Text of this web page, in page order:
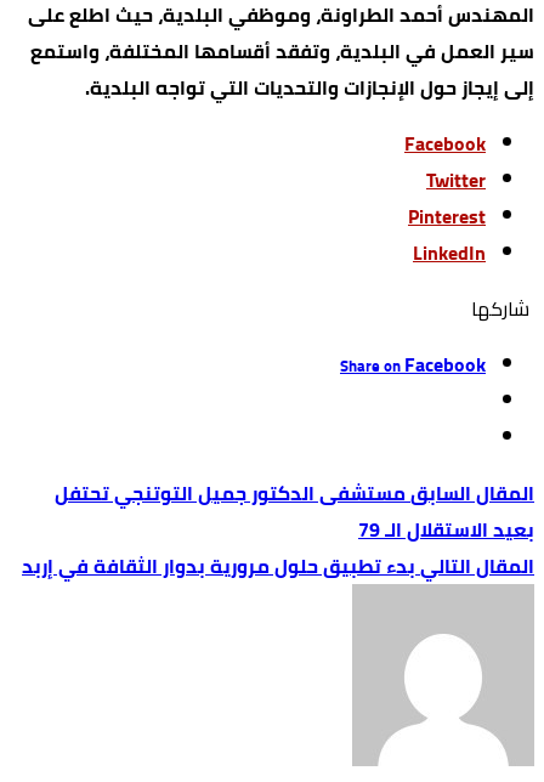
المهندس أحمد الطراونة، وموظفي البلدية، حيث اطلع على
سير العمل في البلدية، وتفقد أقسامها المختلفة، واستمع
إلى إيجاز حول الإنجازات والتحديات التي تواجه البلدية.
Facebook
Twitter
Pinterest
LinkedIn
‫‫ شاركها‬
Share onFacebook
مستشفى الدكتور جميل التوتنجي تحتفل
بعيد الاستقلال الـ 79
بدء تطبيق حلول مرورية بدوار الثقافة في إربد